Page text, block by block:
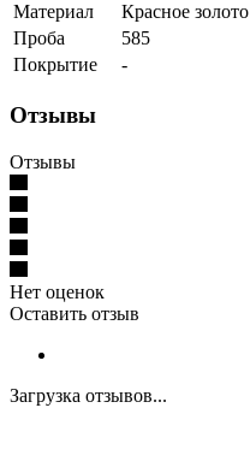
Материал
Красное золото
Проба
585
Покрытие
-
Отзывы
Отзывы
Нет оценок
Оставить отзыв
Загрузка отзывов...